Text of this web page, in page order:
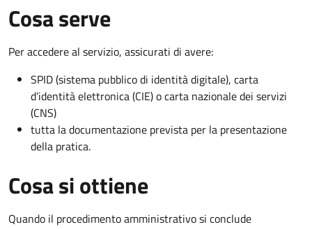
Cosa serve
Per accedere al servizio, assicurati di avere:
SPID (sistema pubblico di identità digitale), carta
d’identità elettronica (CIE) o carta nazionale dei servizi
(CNS)
tutta la documentazione prevista per la presentazione
della pratica.
Cosa si ottiene
Quando il procedimento amministrativo si conclude